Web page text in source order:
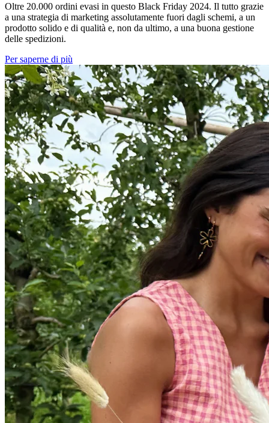
Oltre 20.000 ordini evasi in questo Black Friday 2024. Il tutto grazie
a una strategia di marketing assolutamente fuori dagli schemi, a un
prodotto solido e di qualità e, non da ultimo, a una buona gestione
delle spedizioni.
Per saperne di più